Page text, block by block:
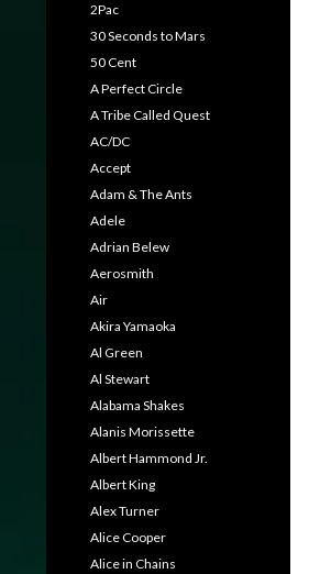
2Pac
30 Seconds to Mars
50 Cent
A Perfect Circle
A Tribe Called Quest
AC/DC
Accept
Adam & The Ants
Adele
Adrian Belew
Aerosmith
Air
Akira Yamaoka
Al Green
Al Stewart
Alabama Shakes
Alanis Morissette
Albert Hammond Jr.
Albert King
Alex Turner
Alice Cooper
Alice in Chains